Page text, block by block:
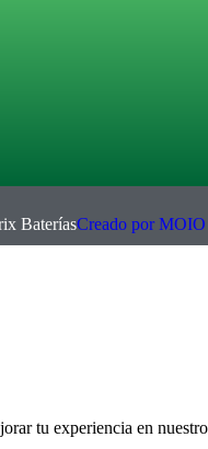
BateríasCreado por MOIO
tu experiencia en